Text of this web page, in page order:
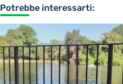
Potrebbe interessarti: